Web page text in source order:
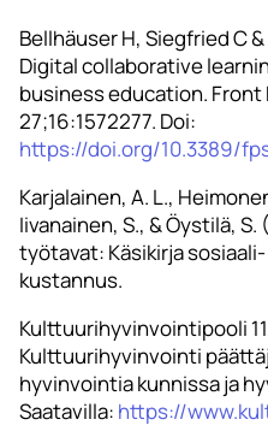
Bellhäuser H, Siegfried C
Digital collaborative
business education. Front
27;16:1572277. Doi:
https://doi.org/10.3389/
Karjalainen, A. L.,
Iivanainen, S., & Öystilä,
työtavat: Käsikirja
kustannus.
Kulttuurihyvinvointipooli
Kulttuurihyvinvointi
hyvinvointia kunnissa ja
Saatavilla: https://